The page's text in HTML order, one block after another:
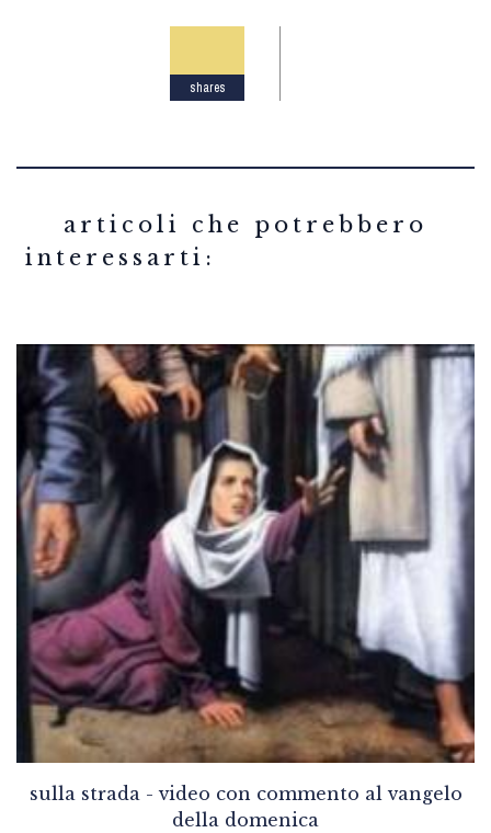
shares
sulla strada - video con commento al vangelo
della domenica